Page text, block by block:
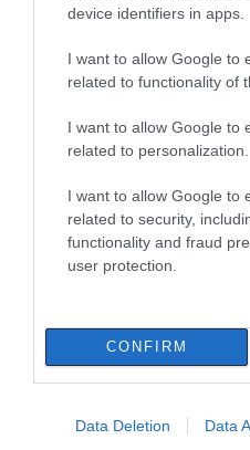
device identifiers in apps.
I want to allow Google to
related to functionality of
I want to allow Google to
related to personalization.
I want to allow Google to
related to security,
functionality and fraud
user protection.
CONFIRM
Data Deletion Data